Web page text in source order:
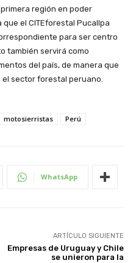
región en poder
el CITEforestal Pucallpa
para ser centro
también servirá como
del país, de manera que
sector forestal peruano.
motosierristas Perú
WhatsApp
ARTÍCULO SIGUIENTE
Empresas de Uruguay y Chile
se unieron para la